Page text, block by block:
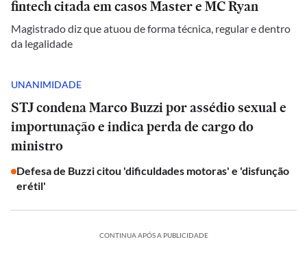
fintech citada em casos Master e MC Ryan
Magistrado diz que atuou de forma técnica, regular e dentro
da legalidade
UNANIMIDADE
STJ condena Marco Buzzi por assédio sexual e
importunação e indica perda de cargo do
ministro
Defesa de Buzzi citou 'dificuldades motoras' e 'disfunção
erétil'
CONTINUA APÓS A PUBLICIDADE